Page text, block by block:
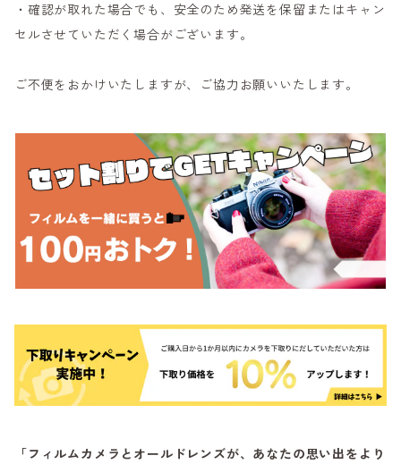
・確認が取れた場合でも、安全のため発送を保留またはキャン
セルさせていただく場合がございます。
ご不便をおかけいたしますが、ご協力お願いいたします。
「フィルムカメラとオールドレンズが、あなたの思い出をより